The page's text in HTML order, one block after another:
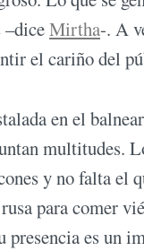
–diceMirtha-. A
el cariño del
en el
multitudes.
y no falta el
para comer
presencia es un